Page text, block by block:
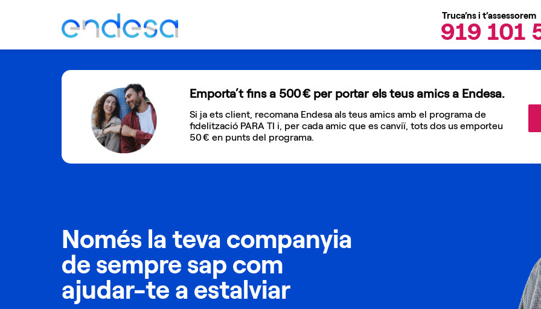
Truca’ns i t’assessorem
919 101
Emporta’t fins a 500 € per portar els teus amics a Endesa.
Si ja ets client, recomana Endesa als teus amics amb el programa de
fidelització PARA TI i, per cada amic que es canviï, tots dos us emporteu
50 € en punts del programa.
Només la teva companyia
de sempre sap com
ajudar-te a estalviar